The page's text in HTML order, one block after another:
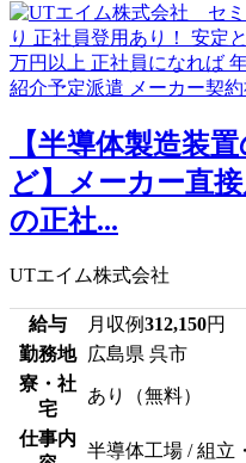
【半導体製造装
ど】メーカー直
の正社...
UTエイム株式会社
給与 月収例312,150円
勤務地
広島県 呉市
寮・社
宅
あり（無料）
仕事内
半導体工場 / 組立